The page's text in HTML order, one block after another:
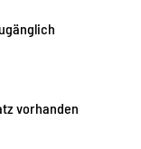
vorhanden